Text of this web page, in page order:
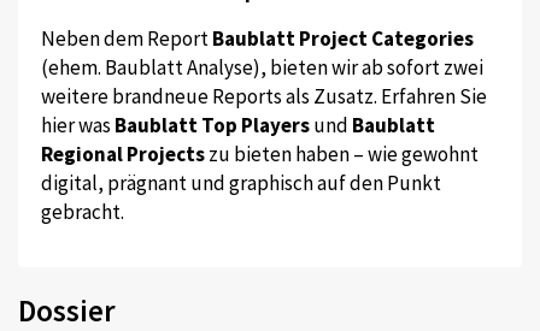
Neben dem ReportBaublatt Project Categories
(ehem. Baublatt Analyse), bieten wir ab sofort zwei
weitere brandneue Reports als Zusatz. Erfahren Sie
hier was Baublatt Top Playersund Baublatt
Regional Projectszu bieten haben – wie gewohnt
digital, prägnant und graphisch auf den Punkt
gebracht.
Dossier